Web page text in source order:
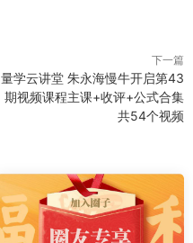
下一篇
量学云讲堂 朱永海慢牛开启第43
期视频课程主课+收评+公式合集
共54个视频